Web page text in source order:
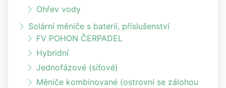
Ohřev vody
Solární měniče s baterií, příslušenství
FV POHON ČERPADEL
Hybridní
Jednofázové (síťové)
Měniče kombinované (ostrovní se zálohou